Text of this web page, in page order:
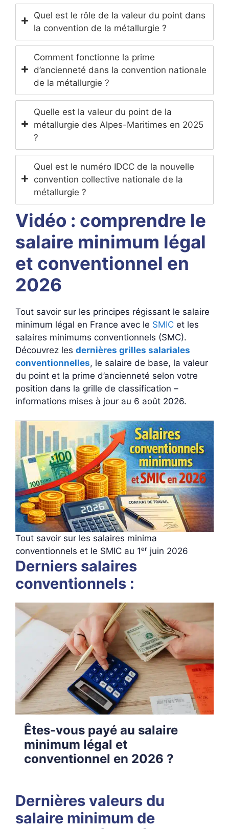
Quel est le rôle de la valeur du point dans
la convention de la métallurgie ?
Comment fonctionne la prime
d’ancienneté dans la convention nationale
de la métallurgie ?
Quelle est la valeur du point de la
métallurgie des Alpes-Maritimes en 2025
?
Quel est le numéro IDCC de la nouvelle
convention collective nationale de la
métallurgie ?
Vidéo : comprendre le
salaire minimum légal
et conventionnel en
2026
Tout savoir sur les principes régissant le salaire
minimum légal en France avec le SMIC et les
salaires minimums conventionnels (SMC).
Découvrez les dernières grilles salariales
conventionnelles, le salaire de base, la valeur
du point et la prime d’ancienneté selon votre
position dans la grille de classification –
informations mises à jour au 6 août 2026.
Tout savoir sur les salaires minima
conventionnels et le SMIC au 1ᵉʳ juin 2026
Derniers salaires
conventionnels :
Êtes-vous payé au salaire
minimum légal et
conventionnel en 2026 ?
Dernières valeurs du
salaire minimum de